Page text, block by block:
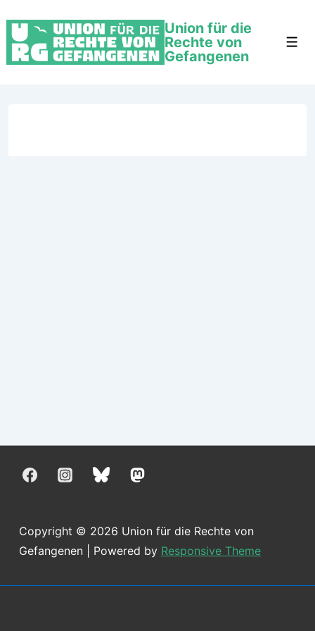
Union für die
Rechte von
Gefangenen
Copyright © 2026 Union für die Rechte von
Gefangenen
| Powered by Responsive Theme